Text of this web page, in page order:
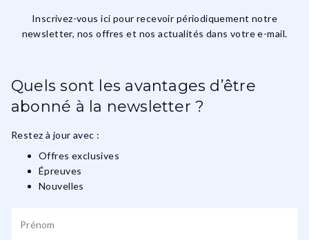
Inscrivez-vous ici pour recevoir périodiquement notre
newsletter, nos offres et nos actualités dans votre e-mail.
Quels sont les avantages d’être
abonné à la newsletter ?
Restez à jour avec :
Offres exclusives
Épreuves
Nouvelles